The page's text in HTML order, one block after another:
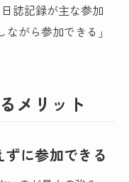
誌記録が主な参加
がら参加できる」
メリット
に参加できる